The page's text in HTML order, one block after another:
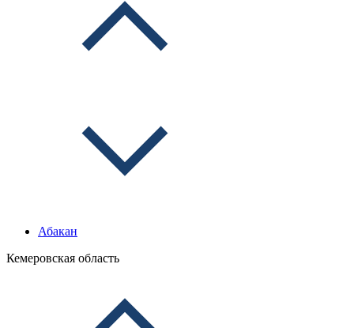
Абакан
Кемеровская область